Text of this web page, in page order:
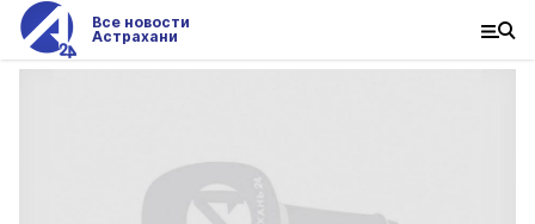
Все новости
Астрахани